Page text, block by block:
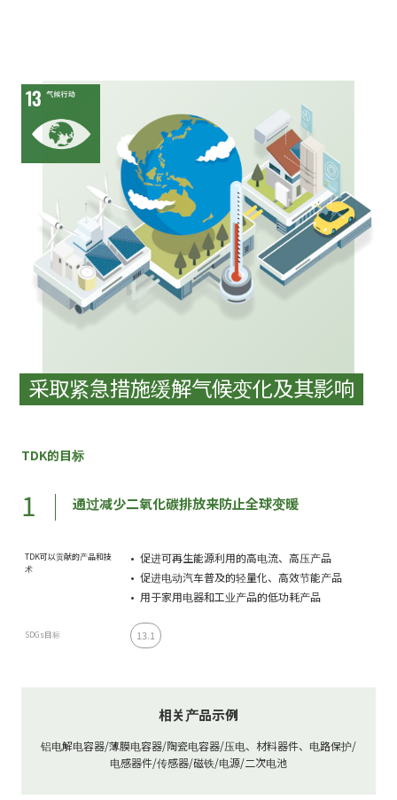
采取紧急措施缓解气候变化及其影响
TDK的目标
1 通过减少二氧化碳排放来防止全球变暖
TDK可以贡献的产品和技
术
促进可再生能源利用的高电流、高压产品
促进电动汽车普及的轻量化、高效节能产品
用于家用电器和工业产品的低功耗产品
SDGs目标 13.1
相关产品示例
铝电解电容器/薄膜电容器/陶瓷电容器/压电、材料器件、电路保护/
电感器件/传感器/磁铁/电源/二次电池